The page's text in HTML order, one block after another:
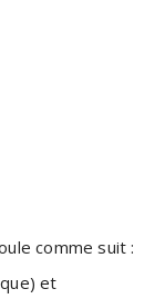
comme suit :
et